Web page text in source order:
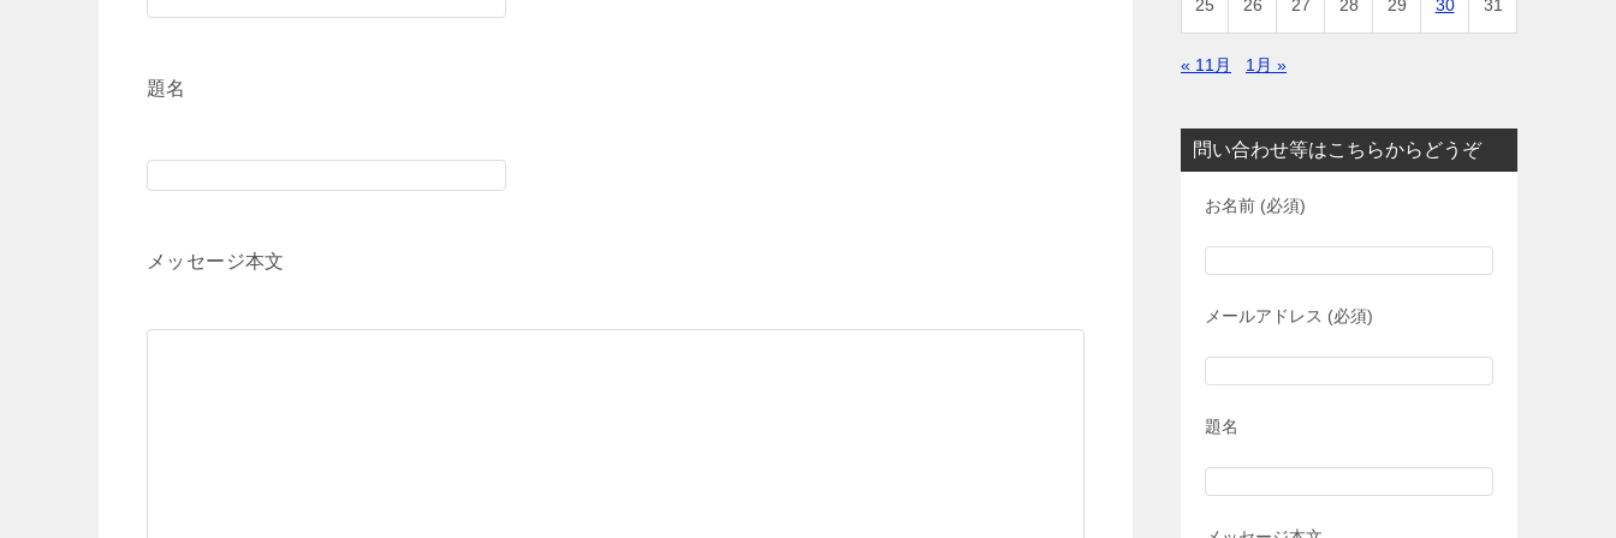
題名
メッセージ本文
25 26 27 28 29 30 31
« 11月 1月 »
問い合わせ等はこちらからどうぞ
お名前 (必須)
メールアドレス (必須)
題名